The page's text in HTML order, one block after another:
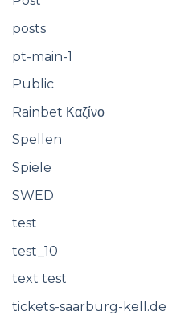
posts
pt-main-1
Public
Rainbet Καζίνο
Spellen
Spiele
SWED
test
test_10
text test
tickets-saarburg-kell.de